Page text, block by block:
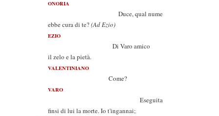
ONORIA
Duce, qual nume
ebbe cura di te?(Ad Ezio)
EZIO
Di Varo amico
il zelo e la pietà.
VALENTINIANO
Come?
VARO
Eseguita
finsi di lui la morte. Io t'ingannai;